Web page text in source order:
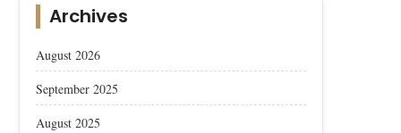
Archives
August 2026
September 2025
August 2025